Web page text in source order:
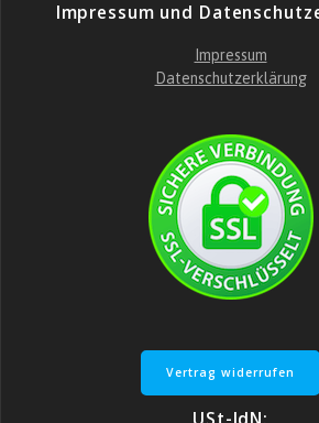
Impressum und
Impressum
Datenschutzerklärung
Vertrag widerrufen